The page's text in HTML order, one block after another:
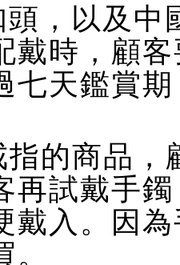
頭，以及
戴時，顧
七天鑑賞
指的商品，
再試戴手
戴入。因